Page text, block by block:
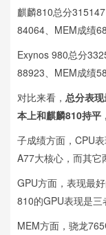
麒麟810总分
84064、MEM成绩
Exynos 980总分
88923、MEM成绩
对比来看， 总分表
本上和麒麟810持平
子成绩方面，CPU
A77大核心，而其它
GPU方面，表现最
810的GPU表现是三
MEM方面，骁龙